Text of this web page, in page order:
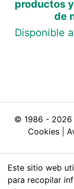
productos
de
Disponible
© 1986 - 2026
Cookies|
Este sitio web
para recopilar